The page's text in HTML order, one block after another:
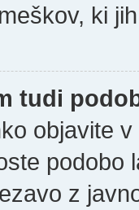
ki
tudi
objavite
podobo
z